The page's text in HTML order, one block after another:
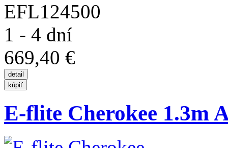
EFL124500
1 - 4 dní
669,40 €
E-flite Cherokee 1.3m